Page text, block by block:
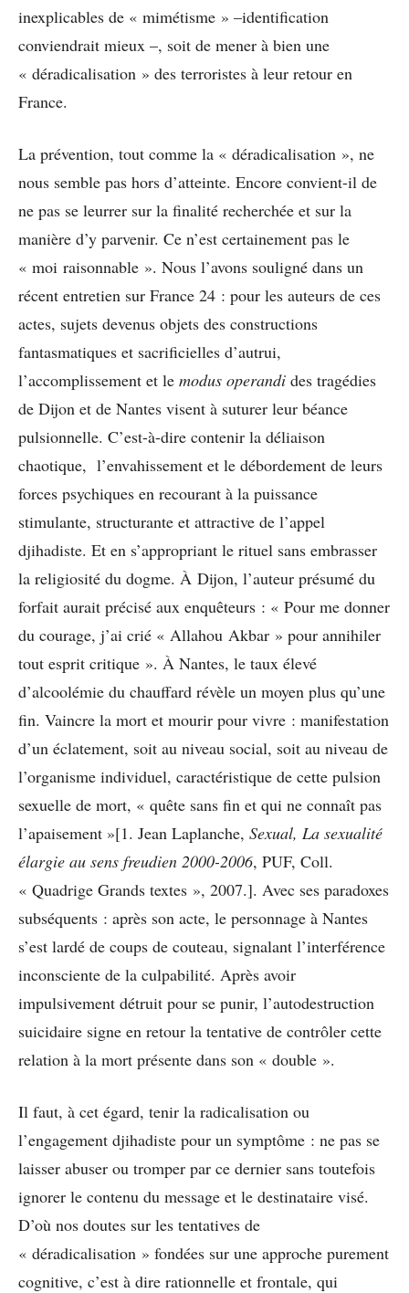
inexplicables de « mimétisme » –identification
conviendrait mieux –, soit de mener à bien une
« déradicalisation » des terroristes à leur retour en
France.
La prévention, tout comme la « déradicalisation », ne
nous semble pas hors d’atteinte. Encore convient-il de
ne pas se leurrer sur la finalité recherchée et sur la
manière d’y parvenir. Ce n’est certainement pas le
« moi raisonnable ». Nous l’avons souligné dans un
récent entretien sur France 24 : pour les auteurs de ces
actes, sujets devenus objets des constructions
fantasmatiques et sacrificielles d’autrui,
l’accomplissement et le modus operandi des tragédies
de Dijon et de Nantes visent à suturer leur béance
pulsionnelle. C’est-à-dire contenir la déliaison
chaotique, l’envahissement et le débordement de leurs
forces psychiques en recourant à la puissance
stimulante, structurante et attractive de l’appel
djihadiste. Et en s’appropriant le rituel sans embrasser
la religiosité du dogme. À Dijon, l’auteur présumé du
forfait aurait précisé aux enquêteurs : « Pour me donner
du courage, j’ai crié « Allahou Akbar » pour annihiler
tout esprit critique ». À Nantes, le taux élevé
d’alcoolémie du chauffard révèle un moyen plus qu’une
fin. Vaincre la mort et mourir pour vivre : manifestation
d’un éclatement, soit au niveau social, soit au niveau de
l’organisme individuel, caractéristique de cette pulsion
sexuelle de mort, « quête sans fin et qui ne connaît pas
l’apaisement »[1. Jean Laplanche, Sexual, La sexualité
élargie au sens freudien 2000-2006, PUF, Coll.
« Quadrige Grands textes », 2007.]. Avec ses paradoxes
subséquents : après son acte, le personnage à Nantes
s’est lardé de coups de couteau, signalant l’interférence
inconsciente de la culpabilité. Après avoir
impulsivement détruit pour se punir, l’autodestruction
suicidaire signe en retour la tentative de contrôler cette
relation à la mort présente dans son « double ».
Il faut, à cet égard, tenir la radicalisation ou
l’engagement djihadiste pour un symptôme : ne pas se
laisser abuser ou tromper par ce dernier sans toutefois
ignorer le contenu du message et le destinataire visé.
D’où nos doutes sur les tentatives de
« déradicalisation » fondées sur une approche purement
cognitive, c’est à dire rationnelle et frontale, qui